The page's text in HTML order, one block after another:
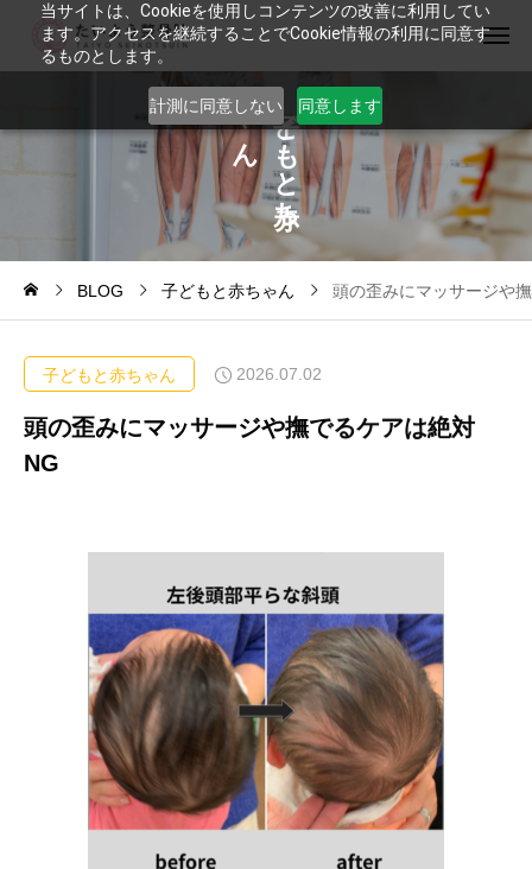
当サイトは、Cookieを使用しコンテンツの改善に利用してい
ます。アクセスを継続することでCookie情報の利用に同意す
るものとします。
計測に同意しない 同意します
ど
も
と
ち
ゃ
ん
BLOG 子どもと赤ちゃん 頭の歪みにマッサージや
子どもと赤ちゃん 2026.07.02
頭の歪みにマッサージや撫でるケアは絶対
NG